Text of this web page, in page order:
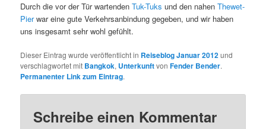
Durch die vor der Tür wartendenTuk-Tuks und den nahenThewet-
Pierwar eine gute Verkehrsanbindung gegeben, und wir haben
uns insgesamt sehr wohl gefühlt.
Dieser Eintrag wurde veröffentlicht in Reiseblog Januar 2012und
verschlagwortet mit Bangkok, UnterkunftvonFender Bender.
Permanenter Link zum Eintrag.
Schreibe einen Kommentar